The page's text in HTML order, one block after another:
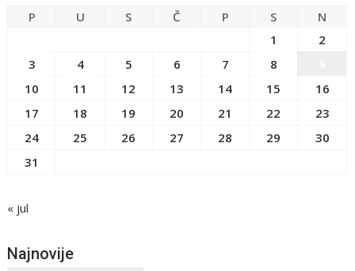
P U S Č P S
N
1
2
3
4 5 6 7 8
10
11 12 13 14 15
16
17
18 19 20 21 22
23
24
25 26 27 28 29
30
31
« jul
Najnovije